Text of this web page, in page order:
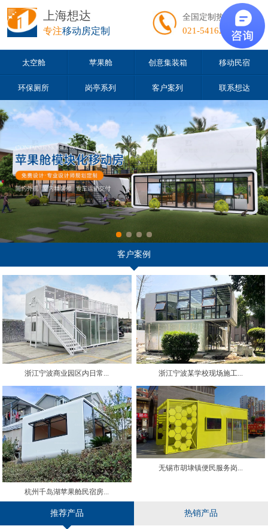
上海想达
专注移动房定制
全国定制热线
021-54162163
太空舱 苹果舱 创意集装箱 移动民宿
环保厕所 岗亭系列 客户案列 联系想达
客户案例
浙江宁波商业园区内日常... 浙江宁波某学校现场施工...
杭州千岛湖苹果舱民宿房...
无锡市胡埭镇便民服务岗...
推荐产品 热销产品